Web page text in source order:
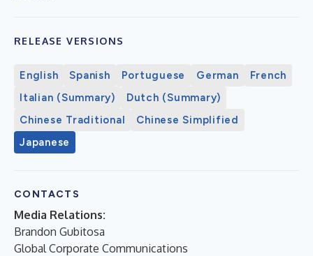
RELEASE VERSIONS
English Spanish Portuguese German
French
Italian (Summary)
Dutch (Summary)
Chinese Traditional
Chinese Simplified
Japanese
CONTACTS
Media Relations:
Brandon Gubitosa
Global Corporate Communications